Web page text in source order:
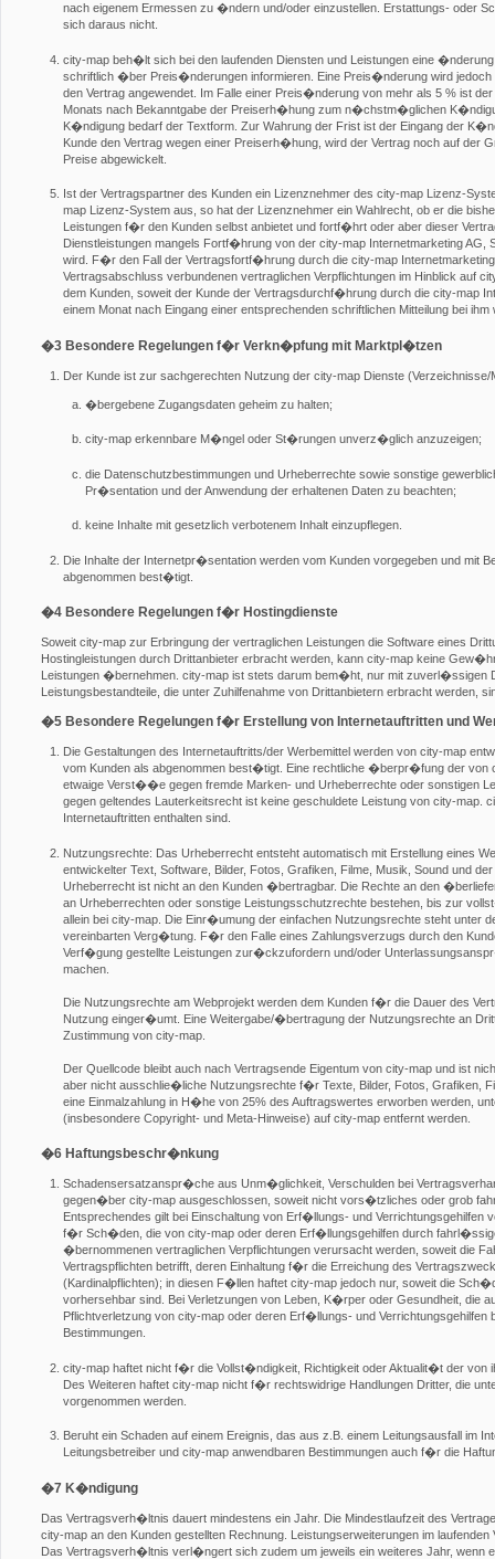
nach eigenem Ermessen zu �ndern und/oder einzustellen. Erstattungs- oder
sich daraus nicht.
city-map beh�lt sich bei den laufenden Diensten und Leistungen eine
schriftlich �ber Preis�nderungen informieren. Eine Preis�nderung wird jedoch
den Vertrag angewendet. Im Falle einer Preis�nderung von mehr als 5 % ist
Monats nach Bekanntgabe der Preiserh�hung zum n�chstm�glichen
K�ndigung bedarf der Textform. Zur Wahrung der Frist ist der Eingang der
Kunde den Vertrag wegen einer Preiserh�hung, wird der Vertrag noch auf der
Preise abgewickelt.
Ist der Vertragspartner des Kunden ein Lizenznehmer des city-map Lizenz-
map Lizenz-System aus, so hat der Lizenznehmer ein Wahlrecht, ob er die
Leistungen f�r den Kunden selbst anbietet und fortf�hrt oder aber dieser
Dienstleistungen mangels Fortf�hrung von der city-map Internetmarketing
wird. F�r den Fall der Vertragsfortf�hrung durch die city-map
Vertragsabschluss verbundenen vertraglichen Verpflichtungen im Hinblick auf
dem Kunden, soweit der Kunde der Vertragsdurchf�hrung durch die city-map
einem Monat nach Eingang einer entsprechenden schriftlichen Mitteilung bei ihm
�3 Besondere Regelungen f�r Verkn�pfung mit Marktpl�tzen
Der Kunde ist zur sachgerechten Nutzung der city-map Dienste
�bergebene Zugangsdaten geheim zu halten;
city-map erkennbare M�ngel oder St�rungen unverz�glich anzuzeigen;
die Datenschutzbestimmungen und Urheberrechte sowie sonstige
Pr�sentation und der Anwendung der erhaltenen Daten zu beachten;
keine Inhalte mit gesetzlich verbotenem Inhalt einzupflegen.
Die Inhalte der Internetpr�sentation werden vom Kunden vorgegeben und mit
abgenommen best�tigt.
�4 Besondere Regelungen f�r Hostingdienste
Soweit city-map zur Erbringung der vertraglichen Leistungen die Software eines
Hostingleistungen durch Drittanbieter erbracht werden, kann city-map keine
Leistungen �bernehmen. city-map ist stets darum bem�ht, nur mit zuverl�ssigen
Leistungsbestandteile, die unter Zuhilfenahme von Drittanbietern erbracht werden,
�5 Besondere Regelungen f�r Erstellung von Internetauftritten und
Die Gestaltungen des Internetauftritts/der Werbemittel werden von city-map
vom Kunden als abgenommen best�tigt. Eine rechtliche �berpr�fung der von
etwaige Verst��e gegen fremde Marken- und Urheberrechte oder sonstigen
gegen geltendes Lauterkeitsrecht ist keine geschuldete Leistung von city-map.
Internetauftritten enthalten sind.
Nutzungsrechte: Das Urheberrecht entsteht automatisch mit Erstellung eines
entwickelter Text, Software, Bilder, Fotos, Grafiken, Filme, Musik, Sound und
Urheberrecht ist nicht an den Kunden �bertragbar. Die Rechte an den
an Urheberrechten oder sonstige Leistungsschutzrechte bestehen, bis zur
allein bei city-map. Die Einr�umung der einfachen Nutzungsrechte steht unter
vereinbarten Verg�tung. F�r den Falle eines Zahlungsverzugs durch den
Verf�gung gestellte Leistungen zur�ckzufordern und/oder
machen.
Die Nutzungsrechte am Webprojekt werden dem Kunden f�r die Dauer des
Nutzung einger�umt. Eine Weitergabe/�bertragung der Nutzungsrechte an
Zustimmung von city-map.
Der Quellcode bleibt auch nach Vertragsende Eigentum von city-map und ist
aber nicht ausschlie�liche Nutzungsrechte f�r Texte, Bilder, Fotos, Grafiken,
eine Einmalzahlung in H�he von 25% des Auftragswertes erworben werden,
(insbesondere Copyright- und Meta-Hinweise) auf city-map entfernt werden.
�6 Haftungsbeschr�nkung
Schadensersatzanspr�che aus Unm�glichkeit, Verschulden bei
gegen�ber city-map ausgeschlossen, soweit nicht vors�tzliches oder grob
Entsprechendes gilt bei Einschaltung von Erf�llungs- und Verrichtungsgehilfen
f�r Sch�den, die von city-map oder deren Erf�llungsgehilfen durch
�bernommenen vertraglichen Verpflichtungen verursacht werden, soweit die
Vertragspflichten betrifft, deren Einhaltung f�r die Erreichung des
(Kardinalpflichten); in diesen F�llen haftet city-map jedoch nur, soweit die
vorhersehbar sind. Bei Verletzungen von Leben, K�rper oder Gesundheit, die
Pflichtverletzung von city-map oder deren Erf�llungs- und Verrichtungsgehilfen
Bestimmungen.
city-map haftet nicht f�r die Vollst�ndigkeit, Richtigkeit oder Aktualit�t der von
Des Weiteren haftet city-map nicht f�r rechtswidrige Handlungen Dritter, die
vorgenommen werden.
Beruht ein Schaden auf einem Ereignis, das aus z.B. einem Leitungsausfall im
Leitungsbetreiber und city-map anwendbaren Bestimmungen auch f�r die
�7 K�ndigung
Das Vertragsverh�ltnis dauert mindestens ein Jahr. Die Mindestlaufzeit des
city-map an den Kunden gestellten Rechnung. Leistungserweiterungen im
Das Vertragsverh�ltnis verl�ngert sich zudem um jeweils ein weiteres Jahr, wenn